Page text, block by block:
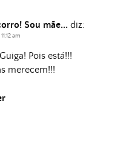
Sou mãe... diz:
am
Pois está!!!
merecem!!!